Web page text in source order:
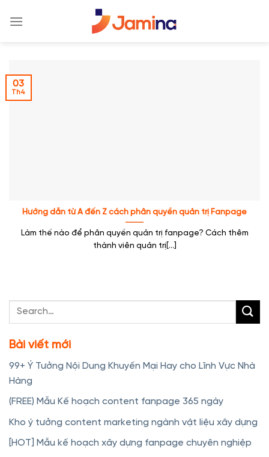
Hướng dẫn từ A đến Z cách phân quyền quản trị Fanpage
Làm thế nào để phân quyền quản trị fanpage? Cách thêm
thành viên quản trị[...]
03
Th4
Bài viết mới
99+ Ý Tưởng Nội Dung Khuyến Mại Hay cho Lĩnh Vực Nhà
Hàng
(FREE) Mẫu Kế hoạch content fanpage 365 ngày
Kho ý tưởng content marketing ngành vật liệu xây dựng
[HOT] Mẫu kế hoạch xây dựng fanpage chuyên nghiệp